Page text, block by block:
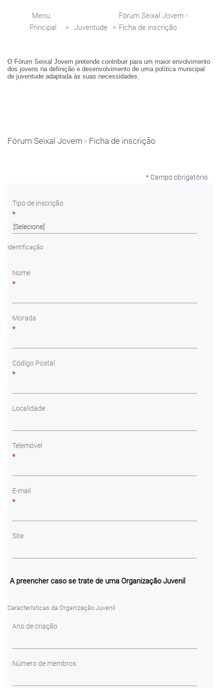
Menu
Principal
> Juventude >
Fórum Seixal Jovem -
Ficha de inscrição
O Fórum Seixal Jovem pretende contribuir para um maior envolvimento
dos jovens na definição e desenvolvimento de uma política municipal
de juventude adaptada às suas necessidades.
Fórum Seixal Jovem - Ficha de inscrição
* Campo obrigatório
Tipo de inscrição
*
Identificação
Nome
*
Morada
*
Código Postal
*
Localidade
Telemóvel
*
E-mail
*
Site
A preencher caso se trate de uma Organização Juvenil
Características da Organização Juvenil
Ano de criação
Número de membros